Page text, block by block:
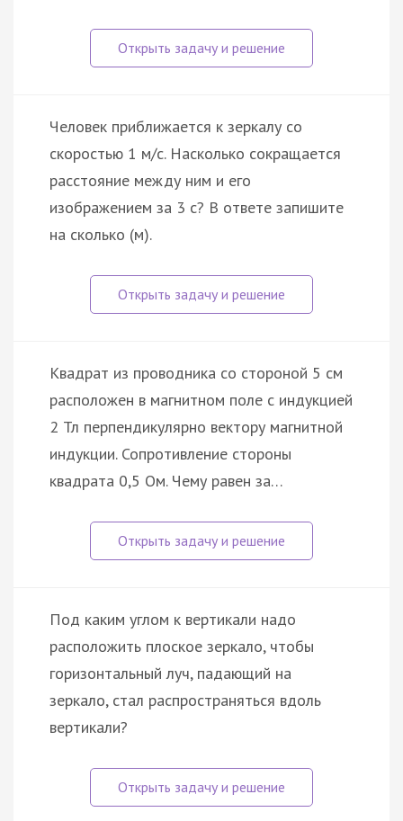
Человек приближается к зеркалу со
скоростью 1 м/с. Насколько сокращается
расстояние между ним и его
изображением за 3 с? В ответе запишите
на сколько (м).
Квадрат из проводника со стороной 5 см
расположен в магнитном поле с индукцией
2 Тл перпендикулярно вектору магнитной
индукции. Сопротивление стороны
квадрата 0,5 Ом. Чему равен за…
Под каким углом к вертикали надо
расположить плоское зеркало, чтобы
горизонтальный луч, падающий на
зеркало, стал распространяться вдоль
вертикали?